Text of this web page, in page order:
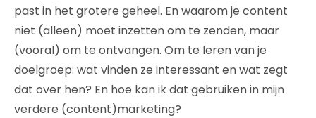
past in het grotere geheel. En waarom je content
niet (alleen) moet inzetten om te zenden, maar
(vooral) om te ontvangen. Om te leren van je
doelgroep: wat vinden ze interessant en wat zegt
dat over hen? En hoe kan ik dat gebruiken in mijn
verdere (content)marketing?